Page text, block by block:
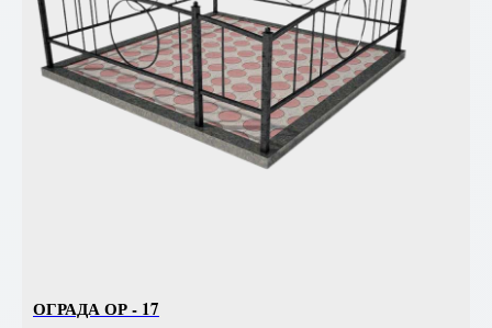
ОГРАДА ОР - 17